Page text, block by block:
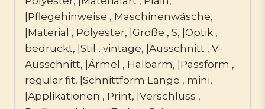
|Pflegehinweise , Maschinenwäsche,
|Material , Polyester, |Größe , S, |Optik ,
bedruckt, |Stil , vintage, |Ausschnitt , V-
Ausschnitt, |Ärmel , Halbarm, |Passform ,
regular fit, |Schnittform Länge , mini,
|Applikationen , Print, |Verschluss ,